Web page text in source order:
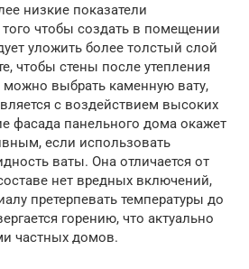
низкие показатели
чтобы создать в помещении
уложить более толстый слой
чтобы стены после утепления
выбрать каменную вату,
с воздействием высоких
фасада панельного дома окажет
если использовать
ваты. Она отличается от
нет вредных включений,
претерпевать температуры до
горению, что актуально
частных домов.